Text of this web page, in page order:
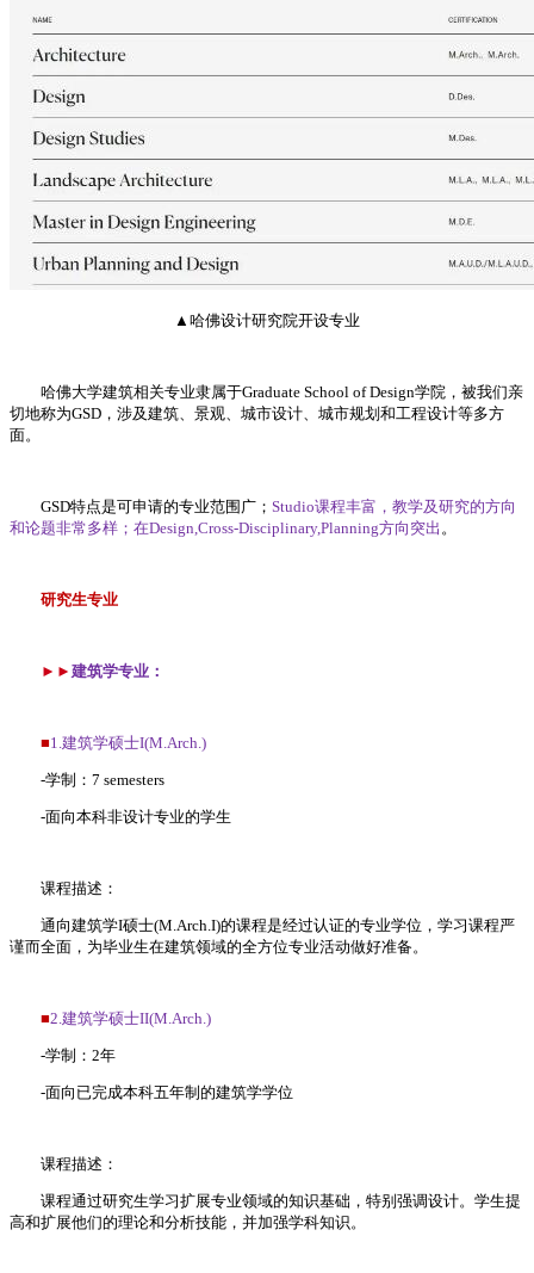
▲哈佛设计研究院开设专业
哈佛大学建筑相关专业隶属于Graduate School of Design学院，被我们亲
切地称为GSD，涉及建筑、景观、城市设计、城市规划和工程设计等多方
面。
GSD特点是可申请的专业范围广； Studio课程丰富，教学及研究的方向
和论题非常多样；在Design,Cross-Disciplinary,Planning方向突出 。
研究生专业
►► 建筑学专业：
■1.建筑学硕士I(M.Arch.)
-学制：7 semesters
-面向本科非设计专业的学生
课程描述：
通向建筑学I硕士(M.Arch.I)的课程是经过认证的专业学位，学习课程严
谨而全面，为毕业生在建筑领域的全方位专业活动做好准备。
■2.建筑学硕士II(M.Arch.)
-学制：2年
-面向已完成本科五年制的建筑学学位
课程描述：
课程通过研究生学习扩展专业领域的知识基础，特别强调设计。学生提
高和扩展他们的理论和分析技能，并加强学科知识。